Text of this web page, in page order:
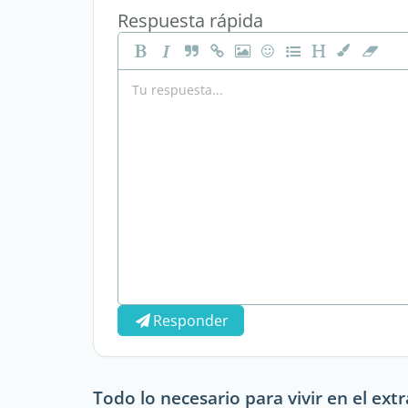
Respuesta rápida
Responder
Todo lo necesario para vivir en el